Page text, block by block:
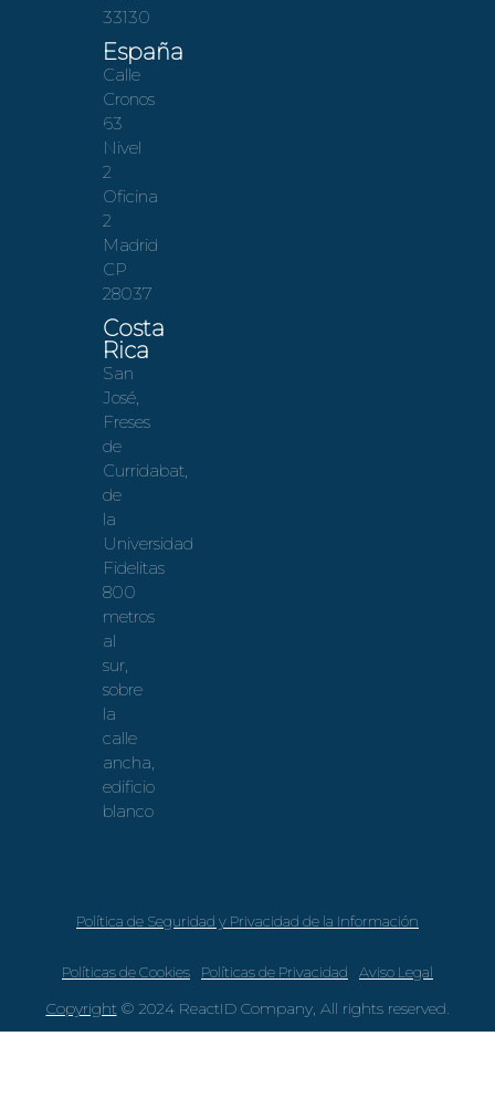
33130
España
Calle
Cronos
63
Nivel
2
Oficina
2
Madrid
CP
28037
Costa
Rica
San
José,
Freses
de
Curridabat,
de
la
Universidad
Fidelitas
800
metros
al
sur,
sobre
la
calle
ancha,
edificio
blanco
Política de Seguridad y Privacidad de la Información
Políticas de Cookies Políticas de Privacidad Aviso Legal
Copyright© 2024 ReactID Company, All rights reserved.